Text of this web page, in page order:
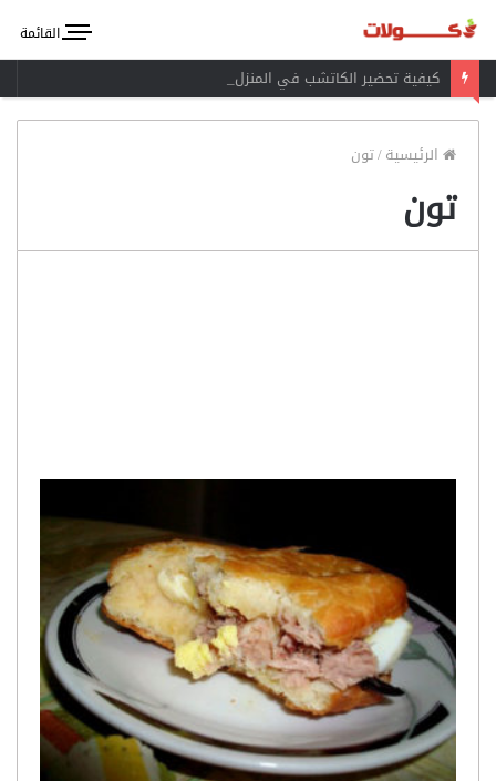
القائمة
كيفية تحضير الكاتشب في المنزل
الرئيسية/تون
تون